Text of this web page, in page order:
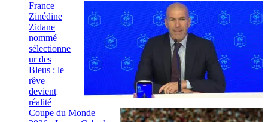
France –
Zinédine
Zidane
nommé
sélectionne
ur des
Bleus : le
rêve
devient
réalité
Coupe du Monde